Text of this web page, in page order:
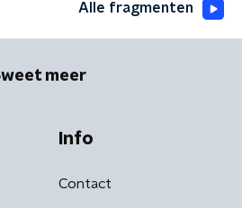
Alle fragmenten
weet meer
Info
Contact